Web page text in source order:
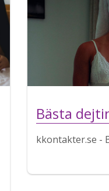
Bästa
kkontakter.se -